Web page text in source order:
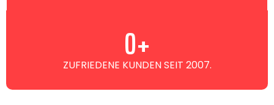
ZUFRIEDENE KUNDEN SEIT 2007.
0+